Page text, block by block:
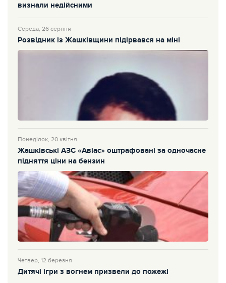
визнали недійсними
Середа, 26 серпня
Розвідник із Жашківщини підірвався на міні
Понеділок, 20 квітня
Жашківські АЗС «Авіас» оштрафовані за одночасне
підняття ціни на бензин
Четвер, 12 березня
Дитячі ігри з вогнем призвели до пожежі